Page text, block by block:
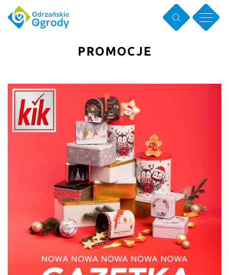
PROMOCJE